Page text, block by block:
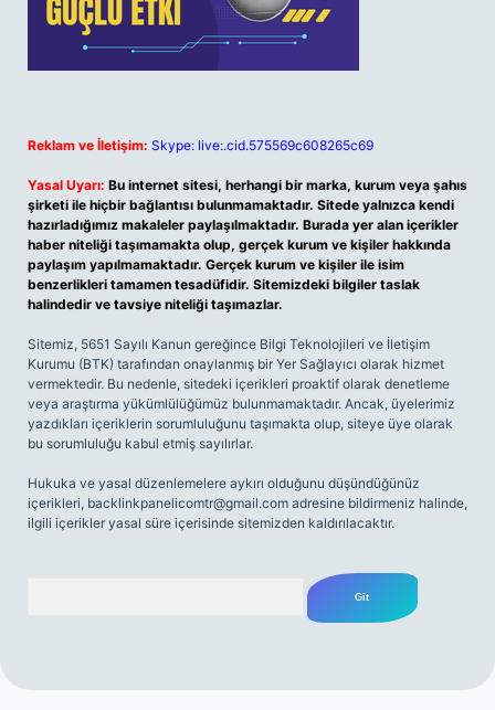
Reklam ve İletişim: Skype: live:.cid.575569c608265c69
Yasal Uyarı: Bu internet sitesi, herhangi bir marka, kurum veya şahıs
şirketi ile hiçbir bağlantısı bulunmamaktadır. Sitede yalnızca kendi
hazırladığımız makaleler paylaşılmaktadır. Burada yer alan içerikler
haber niteliği taşımamakta olup, gerçek kurum ve kişiler hakkında
paylaşım yapılmamaktadır. Gerçek kurum ve kişiler ile isim
benzerlikleri tamamen tesadüfidir. Sitemizdeki bilgiler taslak
halindedir ve tavsiye niteliği taşımazlar.
Sitemiz, 5651 Sayılı Kanun gereğince Bilgi Teknolojileri ve İletişim
Kurumu (BTK) tarafından onaylanmış bir Yer Sağlayıcı olarak hizmet
vermektedir. Bu nedenle, sitedeki içerikleri proaktif olarak denetleme
veya araştırma yükümlülüğümüz bulunmamaktadır. Ancak, üyelerimiz
yazdıkları içeriklerin sorumluluğunu taşımakta olup, siteye üye olarak
bu sorumluluğu kabul etmiş sayılırlar.
Hukuka ve yasal düzenlemelere aykırı olduğunu düşündüğünüz
içerikleri, backlinkpanelicomtr@gmail.com adresine bildirmeniz halinde,
ilgili içerikler yasal süre içerisinde sitemizden kaldırılacaktır.